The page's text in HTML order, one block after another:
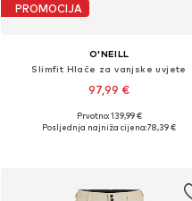
PROMOCIJA
O'NEILL
Slimfit Hlače za vanjske uvjete
97,99 €
Dostupne veličine: XS, S, M, L, XL
Prvotno: 139,99 €
Posljednja najniža cijena:78,39 €